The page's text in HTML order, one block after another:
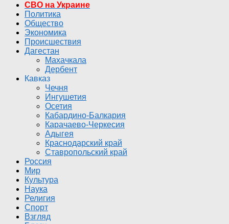
СВО на Украине
Политика
Общество
Экономика
Происшествия
Дагестан
Махачкала
Дербент
Кавказ
Чечня
Ингушетия
Осетия
Кабардино-Балкария
Карачаево-Черкесия
Адыгея
Краснодарский край
Ставропольский край
Россия
Мир
Культура
Наука
Религия
Спорт
Взгляд